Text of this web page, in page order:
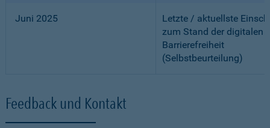
Juni 2025
Letzte / aktuellste
zum Stand der digitalen
Barrierefreiheit
(Selbstbeurteilung)
Feedback und Kontakt